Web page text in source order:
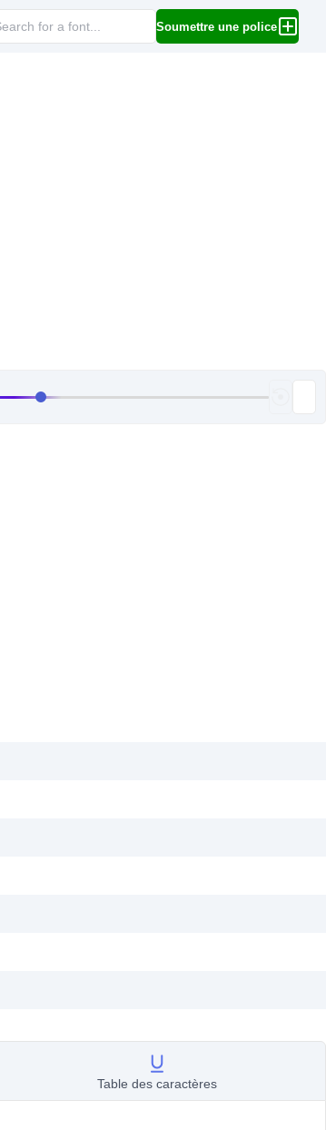
Soumettre une police
Table des caractères